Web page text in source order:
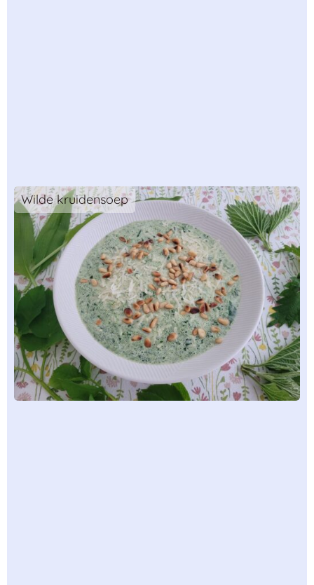
Wilde kruidensoep